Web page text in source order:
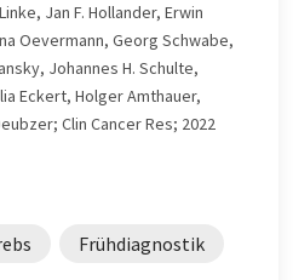
Jan F. Hollander, Erwin
Oevermann, Georg Schwabe,
Johannes H. Schulte,
Eckert, Holger Amthauer,
Clin Cancer Res; 2022
Frühdiagnostik